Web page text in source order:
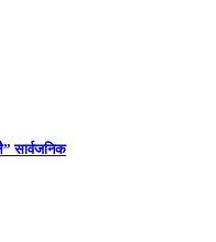
सार्वजनिक